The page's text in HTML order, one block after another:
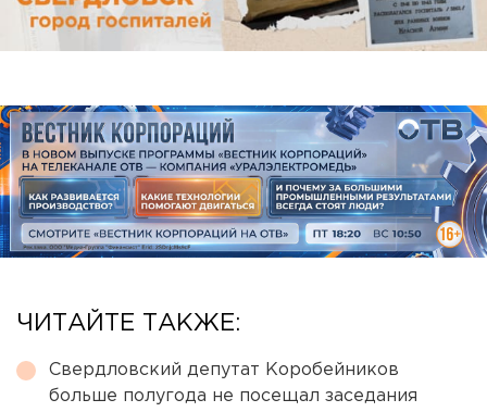
ЧИТАЙТЕ ТАКЖЕ:
Свердловский депутат Коробейников
больше полугода не посещал заседания